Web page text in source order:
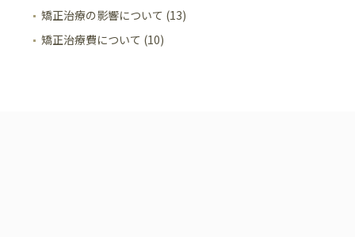
矯正治療の影響について (13)
矯正治療費について (10)